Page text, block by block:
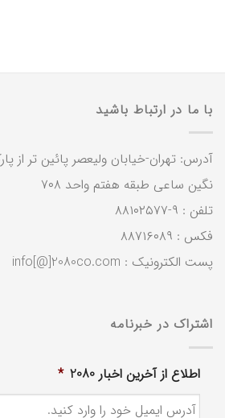
با ما در ارتباط باشید
آدرس: تهران-خیابان ولیعصر پائین تر از
نگین ساعی طبقه هفتم واحد ۷۰۸
تلفن : ۹-۸۸۱۰۲۵۷۷
فکس : ۸۸۷۱۶۰۸۹
پست الکترونیک : info[@]2080co.com
اشتراک در خبرنامه
اطلاع از آخرین اخبار 2080 *